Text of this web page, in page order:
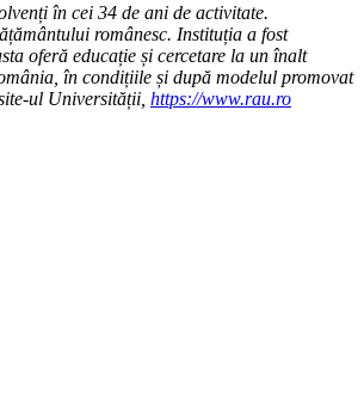
în cei 34 de ani de activitate.
românesc. Instituția a fost
oferă educație și cercetare la un înalt
în condițiile și după modelul promovat
ul Universității, https://www.rau.ro